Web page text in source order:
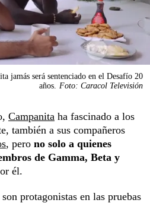
jamás será sentenciado en el Desafío 20
años.
Foto: Caracol Televisión
Campanita ha fascinado a los
también a sus compañeros
, pero no solo a quienes
de Gamma, Beta y
él.
protagonistas en las pruebas